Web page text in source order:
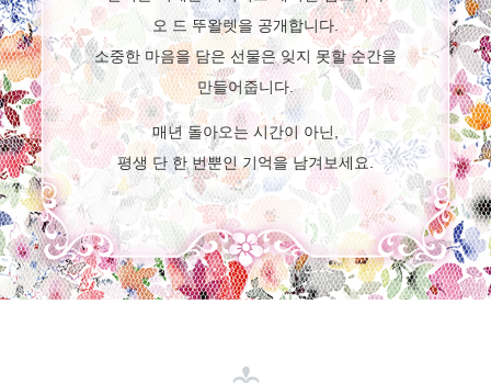
오 드 뚜왈렛을 공개합니다.
소중한 마음을 담은 선물은 잊지 못할 순간을
만들어줍니다.
매년 돌아오는 시간이 아닌,
평생 단 한 번뿐인 기억을 남겨보세요.